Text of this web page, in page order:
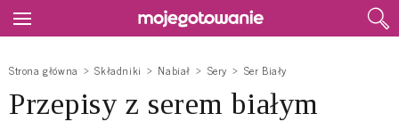
Strona główna Składniki Nabiał Sery Ser Biały
Przepisy z serem białym